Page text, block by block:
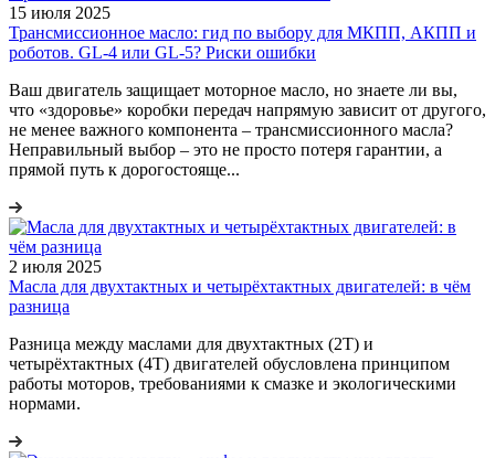
15 июля 2025
Трансмиссионное масло: гид по выбору для МКПП, АКПП и
роботов. GL-4 или GL-5? Риски ошибки
Ваш двигатель защищает моторное масло, но знаете ли вы,
что «здоровье» коробки передач напрямую зависит от другого,
не менее важного компонента – трансмиссионного масла?
Неправильный выбор – это не просто потеря гарантии, а
прямой путь к дорогостояще...
2 июля 2025
Масла для двухтактных и четырёхтактных двигателей: в чём
разница
Разница между маслами для двухтактных (2T) и
четырёхтактных (4T) двигателей обусловлена принципом
работы моторов, требованиями к смазке и экологическими
нормами.